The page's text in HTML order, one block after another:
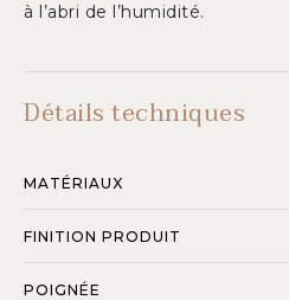
à l’abri de l’humidité.
Détails techniques
MATÉRIAUX
FINITION PRODUIT
POIGNÉE